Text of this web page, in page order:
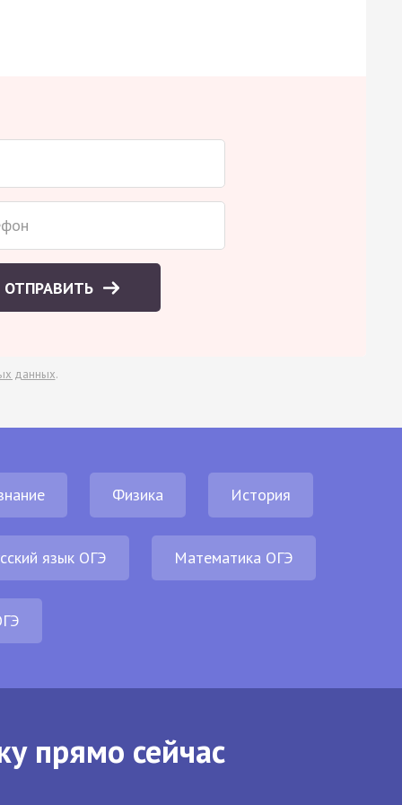
ОТПРАВИТЬ
данных.
Физика История
язык ОГЭ Математика ОГЭ
прямо сейчас